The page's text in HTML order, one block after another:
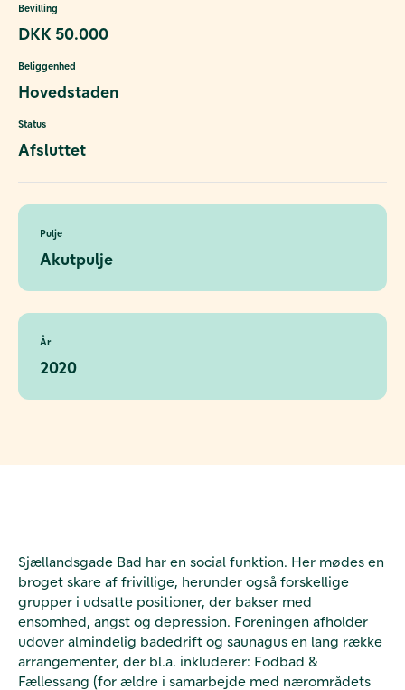
Bevilling
DKK 50.000
Beliggenhed
Hovedstaden
Status
Afsluttet
Pulje
Akutpulje
År
2020
Sjællandsgade Bad har en social funktion. Her mødes en
broget skare af frivillige, herunder også forskellige
grupper i udsatte positioner, der bakser med
ensomhed, angst og depression. Foreningen afholder
udover almindelig badedrift og saunagus en lang række
arrangementer, der bl.a. inkluderer: Fodbad &
Fællessang (for ældre i samarbejde med nærområdets